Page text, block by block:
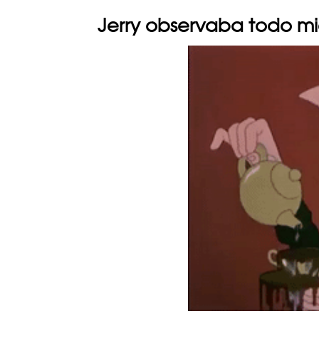
Jerry observaba todo